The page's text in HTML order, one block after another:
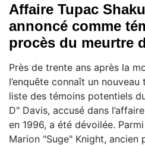
Affaire Tupac
annoncé comme
procès du meurtre
Près de trente ans après la
l’enquête connaît un
liste des témoins potentiels
D" Davis, accusé dans
en 1996, a été dévoilée.
Marion "Suge" Knight, ancien